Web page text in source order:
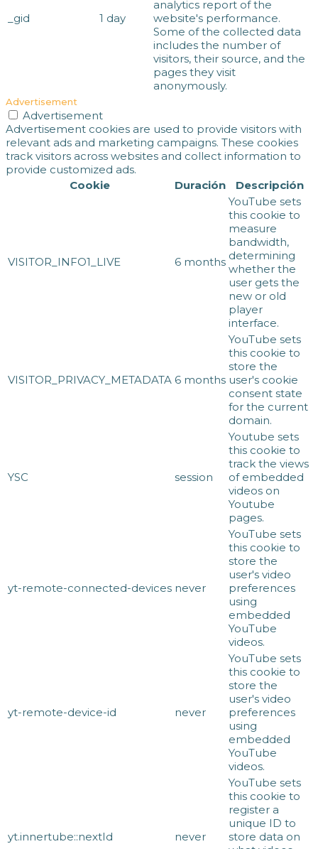
_gid 1 day
analytics report of the
website's performance.
Some of the collected data
includes the number of
visitors, their source, and the
pages they visit
anonymously.
Advertisement
Advertisement
Advertisement cookies are used to provide visitors with
relevant ads and marketing campaigns. These cookies
track visitors across websites and collect information to
provide customized ads.
Cookie
Duración Descripción
VISITOR_INFO1_LIVE 6 months
YouTube sets
this cookie to
measure
bandwidth,
determining
whether the
user gets the
new or old
player
interface.
VISITOR_PRIVACY_METADATA 6 months
YouTube sets
this cookie to
store the
user's cookie
consent state
for the current
domain.
YSC session
Youtube sets
this cookie to
track the views
of embedded
videos on
Youtube
pages.
yt-remote-connected-devices never
YouTube sets
this cookie to
store the
user's video
preferences
using
embedded
YouTube
videos.
yt-remote-device-id never
YouTube sets
this cookie to
store the
user's video
preferences
using
embedded
YouTube
videos.
yt.innertube::nextId never
YouTube sets
this cookie to
register a
unique ID to
store data on